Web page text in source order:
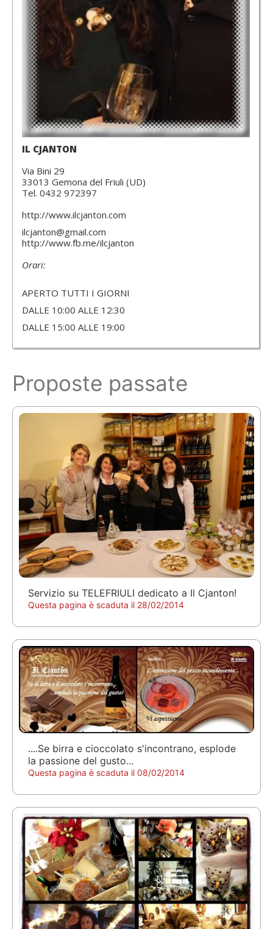
IL CJANTON
Via Bini 29
33013 Gemona del Friuli (UD)
Tel. 0432 972397
http://www.ilcjanton.com
ilcjanton@gmail.com
http://www.fb.me/ilcjanton
Orari:
APERTO TUTTI I GIORNI
DALLE 10:00 ALLE 12:30
DALLE 15:00 ALLE 19:00
Proposte passate
Servizio su TELEFRIULI dedicato a Il Cjanton!
Questa pagina è scaduta il 28/02/2014
....Se birra e cioccolato s'incontrano, esplode
la passione del gusto...
Questa pagina è scaduta il 08/02/2014